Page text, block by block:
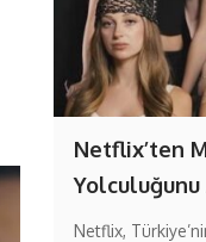
Netflix’ten
Netflix,